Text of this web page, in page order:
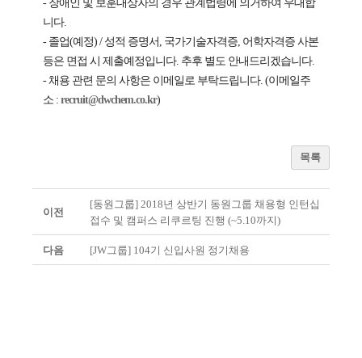
- 장애인 및 보훈대상자의 경우 관계법령에 의거하여 우대합
니다.
- 졸업(예정) / 성적 증명서 국가기술자격증 어학자격증 사본
등은 면접 시 제출예정입니다. 추후 별도 안내드리겠습니다.
- 채용 관련 문의 사항은 이메일로 부탁드립니다. (이메일주
소 : recruit@dwchem.co.kr)
목록
이전
[동원그룹] 2018년 상반기 동원그룹 채용형 인턴십
접수 및 캠퍼스 리쿠르팅 진행 (~5.10까지)
다음 [JW그룹] 104기 신입사원 정기채용